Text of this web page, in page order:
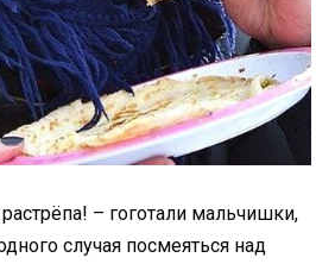
– гоготали мальчишки,
случая посмеяться над